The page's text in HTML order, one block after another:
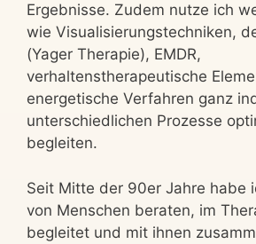
Ergebnisse. Zudem nutze ich
wie Visualisierungstechniken,
(Yager Therapie), EMDR,
verhaltenstherapeutische
energetische Verfahren ganz
unterschiedlichen Prozesse
begleiten.
Seit Mitte der 90er Jahre habe
von Menschen beraten, im
begleitet und mit ihnen